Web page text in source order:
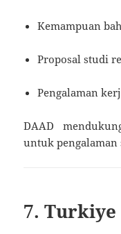
Kemampuan
Proposal studi
Pengalaman
DAAD
untuk
7.